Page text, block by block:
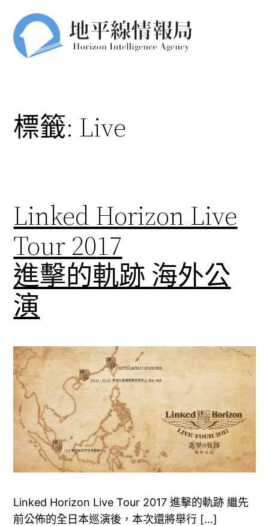
標籤: Live
Linked Horizon Live
Tour 2017
進擊的軌跡 海外公
演
Linked Horizon Live Tour 2017 進擊的軌跡 繼先
前公佈的全日本巡演後，本次還將舉行 […]